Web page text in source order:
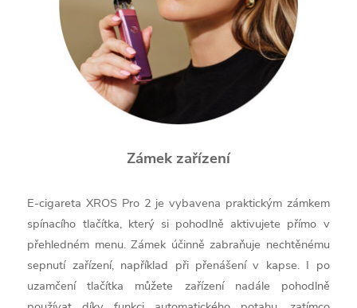
Zámek zařízení
E-cigareta XROS Pro 2 je vybavena praktickým zámkem
spínacího tlačítka, který si pohodlně aktivujete přímo v
přehledném menu. Zámek účinně zabraňuje nechtěnému
sepnutí zařízení, například při přenášení v kapse. I po
uzamčení tlačítka můžete zařízení nadále pohodlně